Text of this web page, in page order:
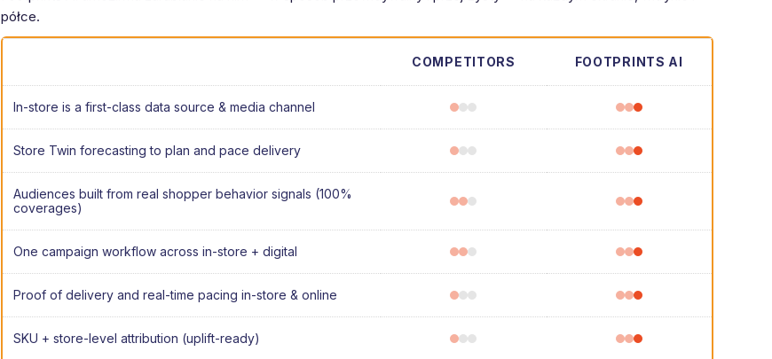
półce.
COMPETITORS FOOTPRINTS AI
In-store is a first-class data source & media channel
Store Twin forecasting to plan and pace delivery
Audiences built from real shopper behavior signals (100%
coverages)
One campaign workflow across in-store + digital
Proof of delivery and real-time pacing in-store & online
SKU + store-level attribution (uplift-ready)